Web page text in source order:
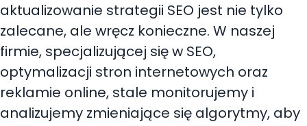
aktualizowanie strategii SEO jest nie tylko
zalecane, ale wręcz konieczne. W naszej
firmie, specjalizującej się w SEO,
optymalizacji stron internetowych oraz
reklamie online, stale monitorujemy i
analizujemy zmieniające się algorytmy, aby